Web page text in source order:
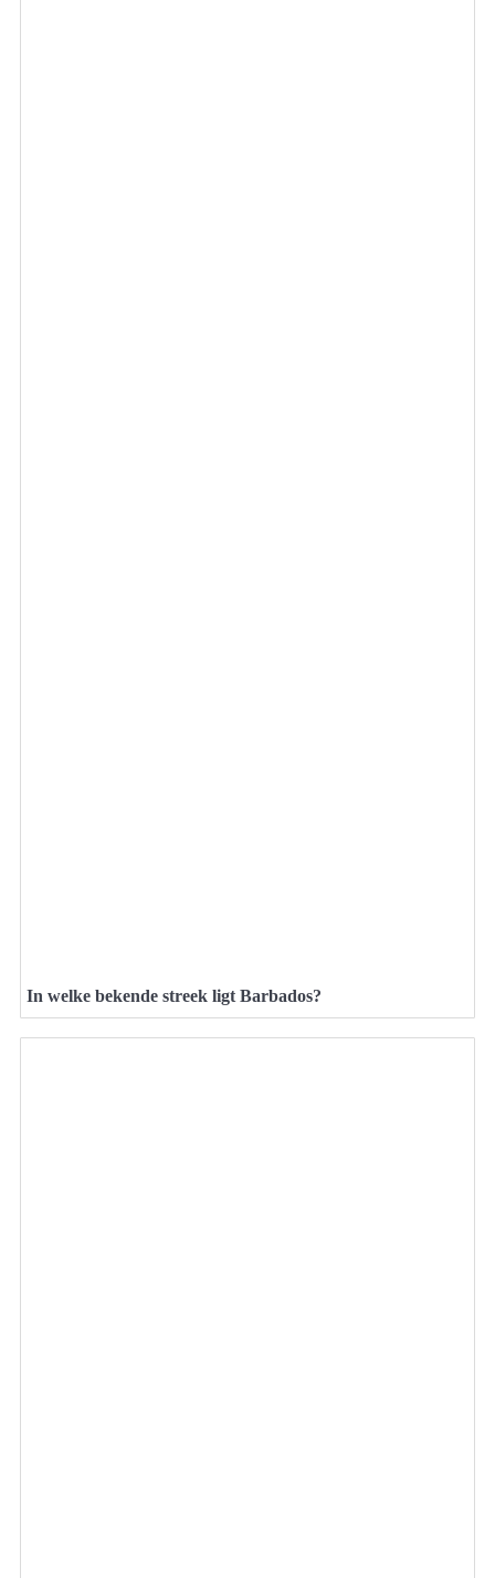
In welke bekende streek ligt Barbados?